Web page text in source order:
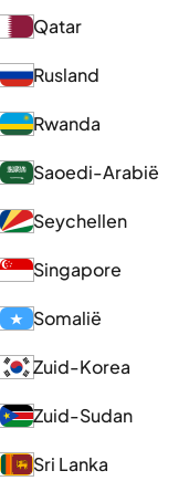
Qatar
Rusland
Rwanda
Saoedi-Arabië
Seychellen
Singapore
Somalië
Zuid-Korea
Zuid-Sudan
Sri Lanka